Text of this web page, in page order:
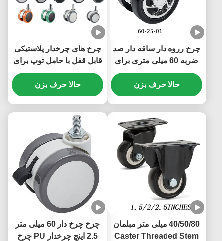
چرخ رزوه دار ساقه دار ضد
ضربه 60 میلی متری برای
مبلمان
حالا حرف بزن
چرخ های چرخدار پلاستیکی
قابل قفل با حامل توپ برای
مبلمان و صندلی های اداری
حالا حرف بزن
40/50/80 میلی متر مبلمان
Caster Threaded Stem
چرخ چرخ دار 60 میلی متر
2.5 اینچ چرخدار PU چرخ